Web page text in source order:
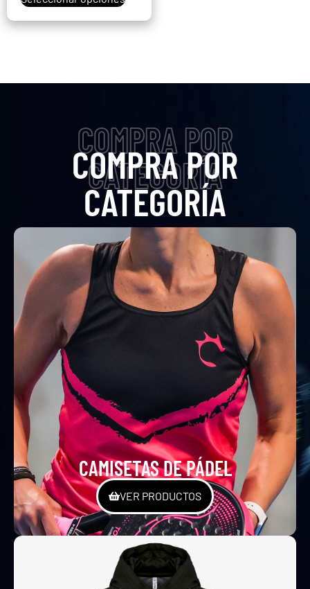
COMPRA POR
CATEGORÍA
COMPRA POR
CATEGORÍA
CAMISETAS DE PÁDEL
VER PRODUCTOS